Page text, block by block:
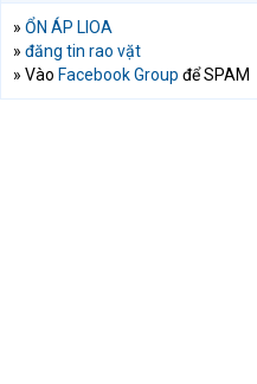
» ỔN ÁP LIOA
» đăng tin rao vặt
» Vào Facebook Group để SPAM